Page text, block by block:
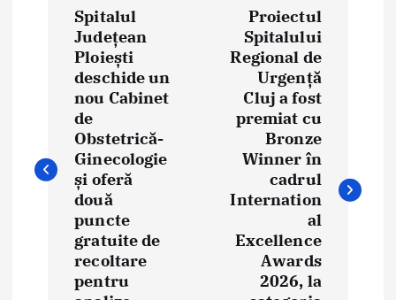
a
Spitalul
Județean
Ploiești
deschide un
nou Cabinet
de
Obstetrică-
Ginecologie
și oferă
două
puncte
gratuite de
recoltare
pentru
Proiectul
Spitalului
Regional de
Urgență
Cluj a fost
premiat cu
Bronze
Winner în
cadrul
Internation
al
Excellence
Awards
2026, la